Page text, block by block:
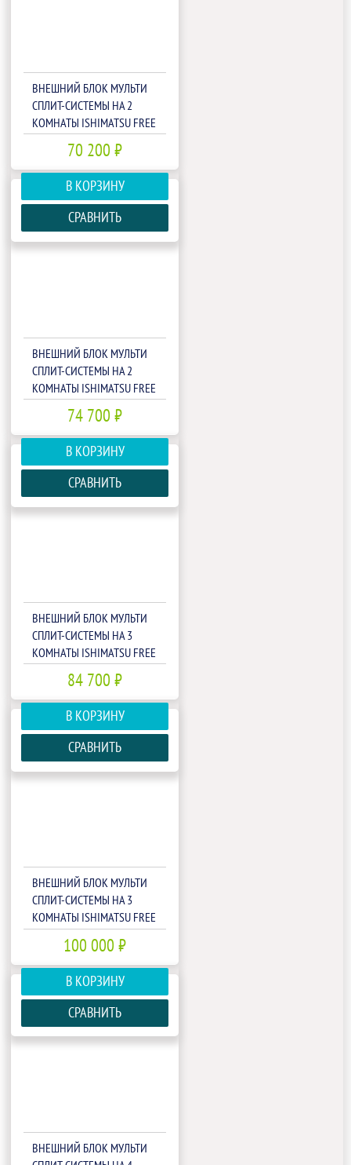
ВНЕШНИЙ БЛОК МУЛЬТИ
СПЛИТ-СИСТЕМЫ НА 2
КОМНАТЫ ISHIMATSU FREE
MATCH AMSN-14/2
70 200 ₽
В КОРЗИНУ
СРАВНИТЬ
ВНЕШНИЙ БЛОК МУЛЬТИ
СПЛИТ-СИСТЕМЫ НА 2
КОМНАТЫ ISHIMATSU FREE
MATCH AMSN-18/2
74 700 ₽
В КОРЗИНУ
СРАВНИТЬ
ВНЕШНИЙ БЛОК МУЛЬТИ
СПЛИТ-СИСТЕМЫ НА 3
КОМНАТЫ ISHIMATSU FREE
MATCH AMSN-21/3
84 700 ₽
В КОРЗИНУ
СРАВНИТЬ
ВНЕШНИЙ БЛОК МУЛЬТИ
СПЛИТ-СИСТЕМЫ НА 3
КОМНАТЫ ISHIMATSU FREE
100 000 ₽
В КОРЗИНУ
СРАВНИТЬ
ВНЕШНИЙ БЛОК МУЛЬТИ